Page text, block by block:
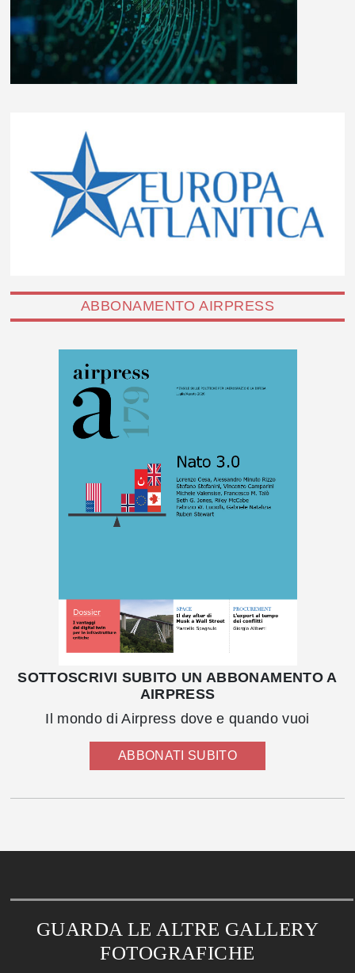
ABBONAMENTO AIRPRESS
SOTTOSCRIVI SUBITO UN ABBONAMENTO A
AIRPRESS
Il mondo di Airpress dove e quando vuoi
ABBONATI SUBITO
GUARDA LE ALTRE GALLERY
FOTOGRAFICHE